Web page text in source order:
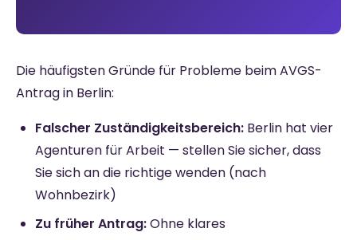
Die häufigsten Gründe für Probleme beim AVGS-
Antrag in Berlin:
Falscher Zuständigkeitsbereich: Berlin hat vier
Agenturen für Arbeit — stellen Sie sicher, dass
Sie sich an die richtige wenden (nach
Wohnbezirk)
Zu früher Antrag:Ohne klares